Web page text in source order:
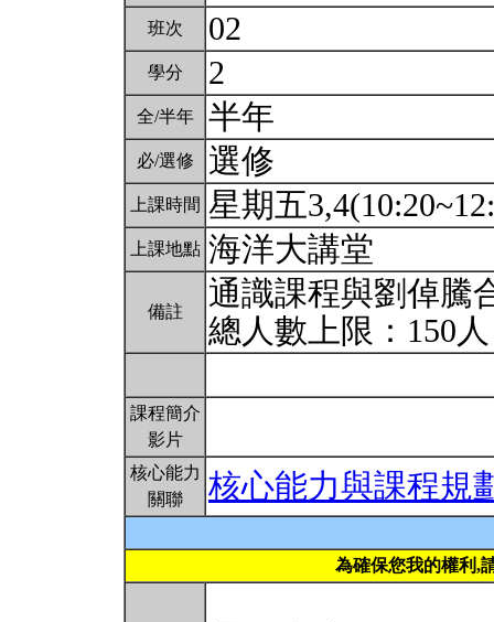
班次 02
學分 2
全/半年 半年
必/選修 選修
上課時間 星期五
上課地點 海洋大講堂
備註
通識課程與劉倬騰
總人數上限：150
課程簡介
影片
核心能力
關聯
核心能力與課程規
為確保您我的權利,